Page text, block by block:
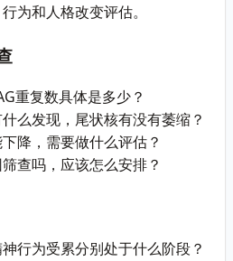
为和人格改变评估。
重复数具体是多少？
么发现，尾状核有没有萎缩？
降，需要做什么评估？
查吗，应该怎么安排？
行为受累分别处于什么阶段？